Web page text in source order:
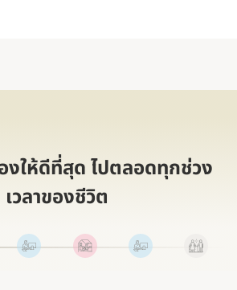
งให้ดีที่สุด ไปตลอดทุกช่วง
เวลาของชีวิต